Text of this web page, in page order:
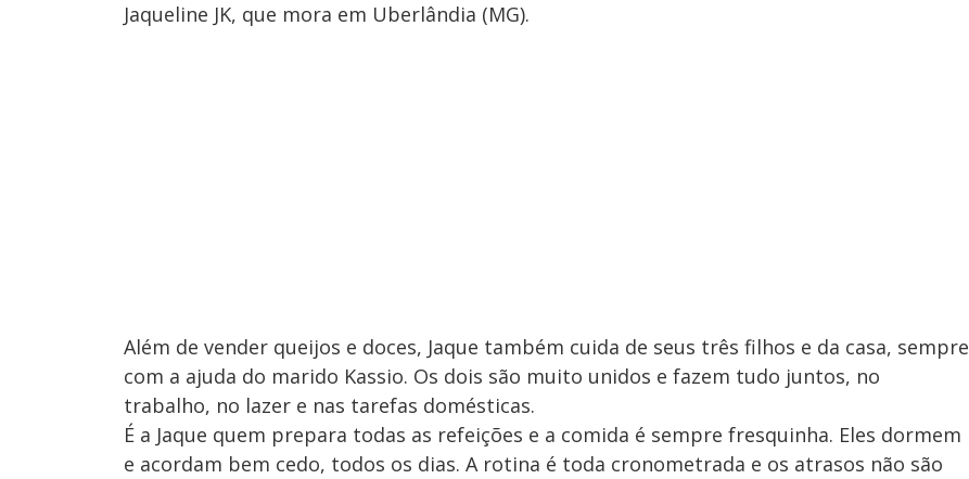
Jaqueline JK, que mora em Uberlândia (MG).
Além de vender queijos e doces, Jaque também cuida de seus três filhos e da casa, sempre
com a ajuda do marido Kassio. Os dois são muito unidos e fazem tudo juntos, no
trabalho, no lazer e nas tarefas domésticas.
É a Jaque quem prepara todas as refeições e a comida é sempre fresquinha. Eles dormem
e acordam bem cedo, todos os dias. A rotina é toda cronometrada e os atrasos não são